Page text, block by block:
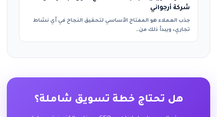
شركة أرجواني
جذب العملاء هو المفتاح الأساسي لتحقيق النجاح في أي نشاط
تجاري، ويبدأ ذلك من…
هل تحتاج خطة تسويق شاملة؟